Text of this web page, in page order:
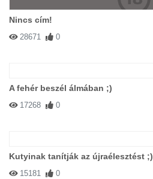
Nincs cím!
28671 0
A fehér beszél álmában ;)
17268 0
Kutyinak tanítják az újraélesztést ;)
15181 0